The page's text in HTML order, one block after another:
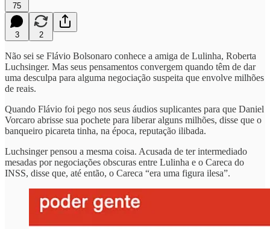
75
3 2
Não sei se Flávio Bolsonaro conhece a amiga de Lulinha, Roberta
Luchsinger. Mas seus pensamentos convergem quando têm de dar
uma desculpa para alguma negociação suspeita que envolve milhões
de reais.
Quando Flávio foi pego nos seus áudios suplicantes para que Daniel
Vorcaro abrisse sua pochete para liberar alguns milhões, disse que o
banqueiro picareta tinha, na época, reputação ilibada.
Luchsinger pensou a mesma coisa. Acusada de ter intermediado
mesadas por negociações obscuras entre Lulinha e o Careca do
INSS, disse que, até então, o Careca “era uma figura ilesa”.